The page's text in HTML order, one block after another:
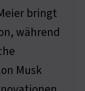
bringt
während
Musk